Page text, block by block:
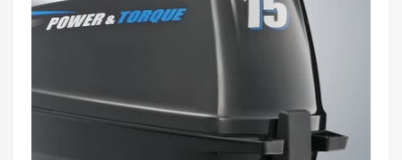
FP
IMPERMEABLE FP CYCLONE NEGRO